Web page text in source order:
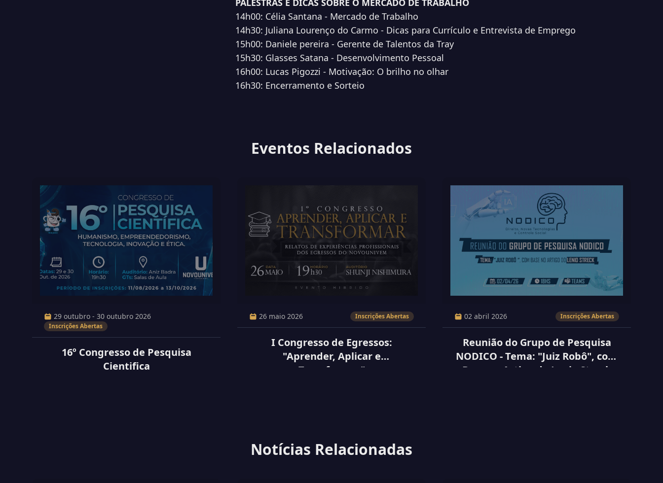
PALESTRAS E DICAS SOBRE O MERCADO DE TRABALHO
14h00: Célia Santana - Mercado de Trabalho
14h30: Juliana Lourenço do Carmo - Dicas para Currículo e Entrevista de Emprego
15h00: Daniele pereira - Gerente de Talentos da Tray
15h30: Glasses Satana - Desenvolvimento Pessoal
16h00: Lucas Pigozzi - Motivação: O brilho no olhar
16h30: Encerramento e Sorteio
Eventos Relacionados
29 outubro - 30 outubro 2026
Inscrições Abertas
16º Congresso de Pesquisa
Cientifica
26 maio 2026 Inscrições Abertas
I Congresso de Egressos:
"Aprender, Aplicar e
Transformar"
02 abril 2026 Inscrições Abertas
Reunião do Grupo de Pesquisa
NODICO - Tema: "Juiz Robô", com
Base no Artigo do Lenio Streck
Notícias Relacionadas